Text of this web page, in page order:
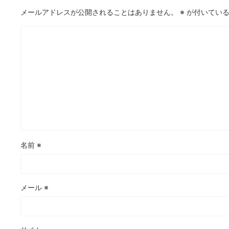
メールアドレスが公開されることはありません。 ※ が付いてい
名前 ※
メール ※